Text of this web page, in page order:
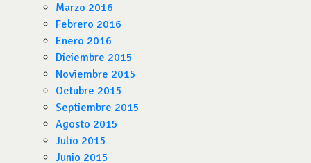
Marzo 2016
Febrero 2016
Enero 2016
Diciembre 2015
Noviembre 2015
Octubre 2015
Septiembre 2015
Agosto 2015
Julio 2015
Junio 2015